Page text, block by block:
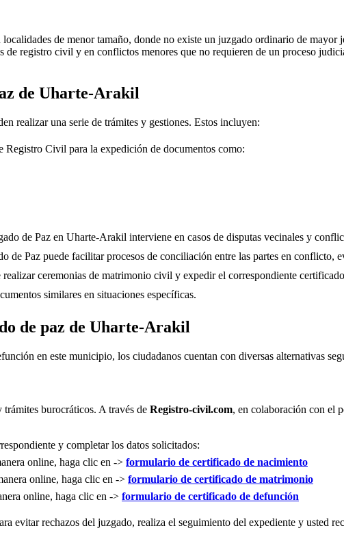
de menor tamaño, donde no existe un juzgado ordinario de
registro civil y en conflictos menores que no requieren de un proceso
de Uharte-Arakil
realizar una serie de trámites y gestiones. Estos incluyen:
Registro Civil para la expedición de documentos como:
de Paz en Uharte-Arakil interviene en casos de disputas vecinales y
de Paz puede facilitar procesos de conciliación entre las partes en conflicto,
ceremonias de matrimonio civil y expedir el correspondiente
similares en situaciones específicas.
de paz de Uharte-Arakil
en este municipio, los ciudadanos cuentan con diversas alternativas
trámites burocráticos. A través de Registro-civil.com, en colaboración con el
y completar los datos solicitados:
online, haga clic en -> formulario de certificado de nacimiento
online, haga clic en -> formulario de certificado de matrimonio
online, haga clic en -> formulario de certificado de defunción
evitar rechazos del juzgado, realiza el seguimiento del expediente y usted